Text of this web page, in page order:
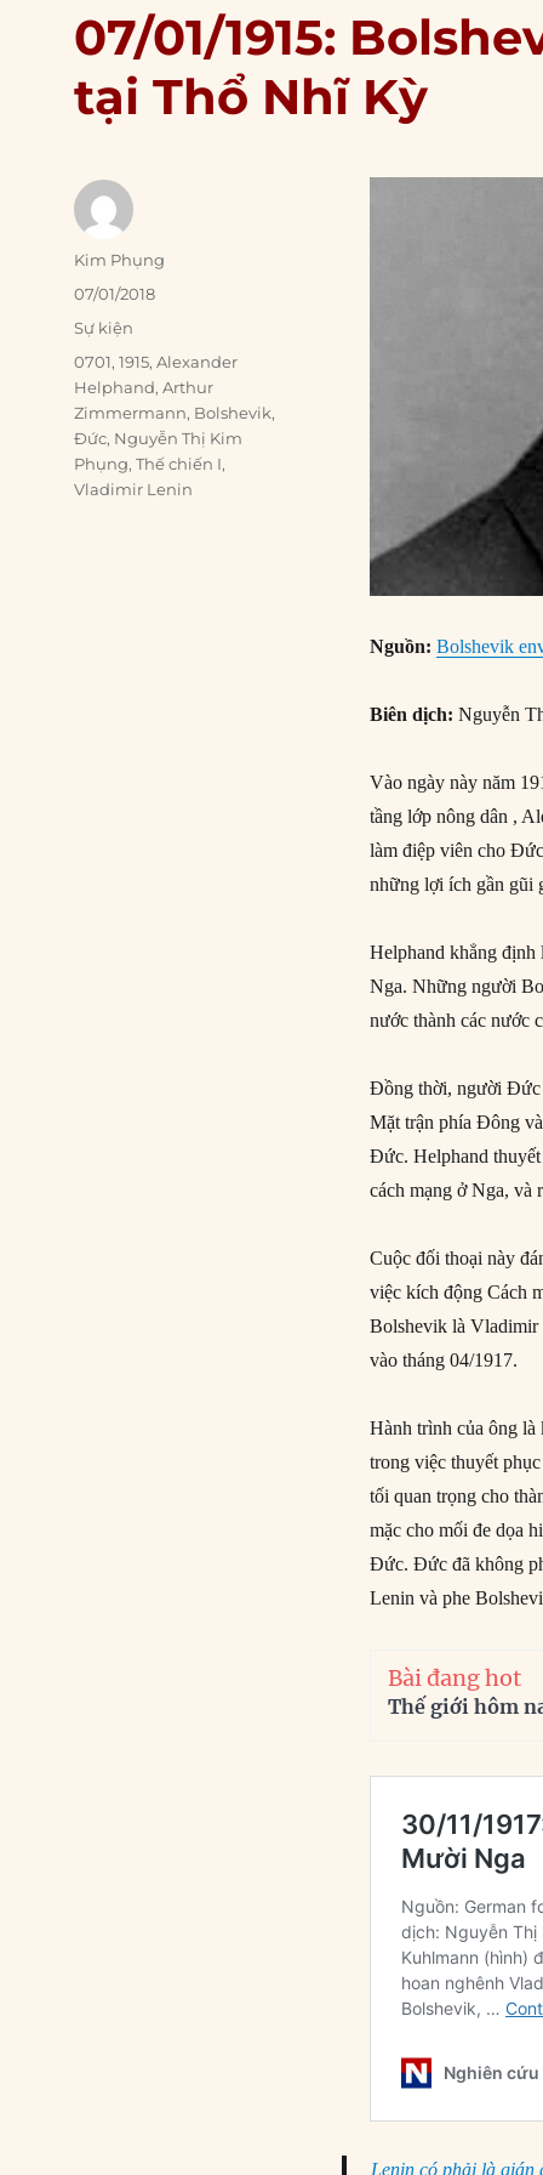
07/01/1915:
tại Thổ Nhĩ Kỳ
Nguồn: Bolshevik
Biên dịch: Nguyễn
Vào ngày này năm
tầng lớp nông dân ,
làm điệp viên cho
những lợi ích gần gũi
Helphand khẳng
Nga. Những người
nước thành các nước
Đồng thời, người Đức
Mặt trận phía Đông
Đức. Helphand
cách mạng ở Nga, và
Cuộc đối thoại này
việc kích động Cách
Bolshevik là Vladimir
vào tháng 04/1917.
Hành trình của ông
trong việc thuyết
tối quan trọng cho
mặc cho mối đe dọa
Đức. Đức đã không
Lenin và phe
Bài đang hot
Thế giới hôm
Lenin có phải là gián
Author
Kim Phụng
Posted
07/01/2018
Categories
Sự kiện
Tags
0701,1915,Alexander
Helphand,Arthur
Zimmermann, Bolshevik,
Đức, Nguyễn Thị Kim
Phụng,Thế chiến I,
Vladimir Lenin